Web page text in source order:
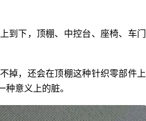
到下，顶棚、中控台、座椅、车门
掉，还会在顶棚这种针织零部件上
意义上的脏。